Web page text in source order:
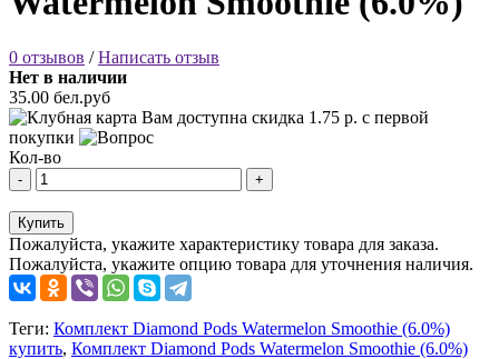
0 отзывов /Написать отзыв
Нет в наличии
35.00 бел.руб
Вам доступна скидка 1.75 р. с первой
покупки
Кол-во
- +
Купить
Пожалуйста, укажите характеристику товара для заказа.
Пожалуйста, укажите опцию товара для уточнения наличия.
Теги: Комплект Diamond Pods Watermelon Smoothie (6.0%)
купить, Комплект Diamond Pods Watermelon Smoothie (6.0%)